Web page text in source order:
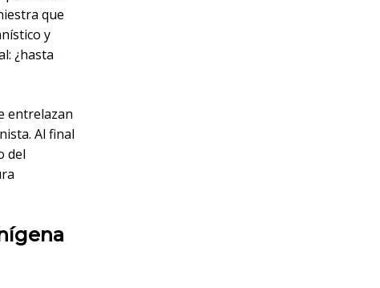
que
y
¿hasta
entrelazan
Al final
del